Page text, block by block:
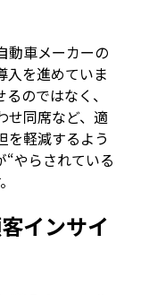
動車メーカーの
入を進めていま
のではなく、
せ同席など、適
を軽減するよう
やらされている
インサイ